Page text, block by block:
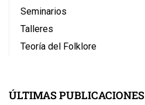
Seminarios
Talleres
Teoría del Folklore
ÚLTIMAS PUBLICACIONES